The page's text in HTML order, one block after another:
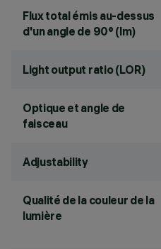
Flux total émis au-dessus
d'un angle de 90° (lm)
Light output ratio (LOR)
Optique et angle de
faisceau
Adjustability
Qualité de la couleur de la
lumière